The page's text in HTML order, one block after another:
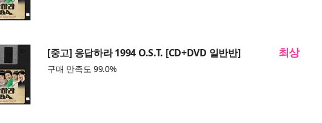
[중고] 응답하라 1994 O.S.T. [CD+DVD 일반반]
구매 만족도 99.0%
최상